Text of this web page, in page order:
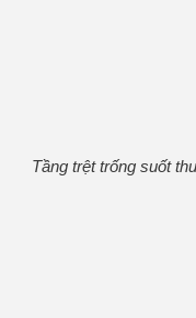
Tầng trệt trống suốt